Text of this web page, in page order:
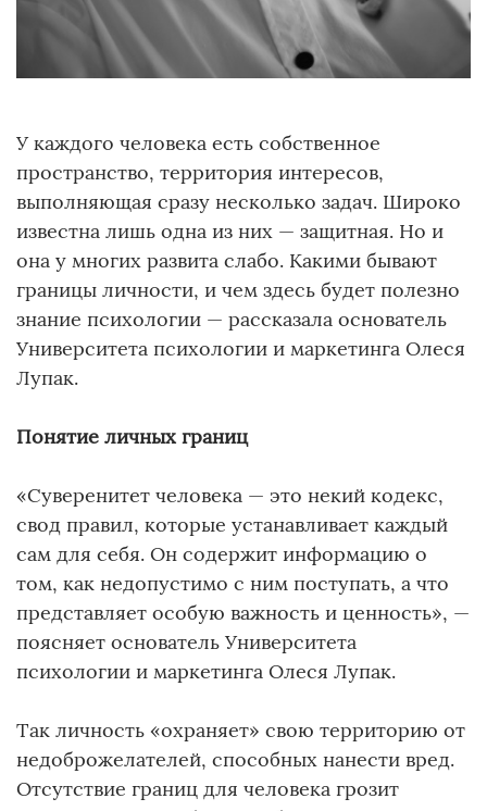
У каждого человека есть собственное
пространство, территория интересов,
выполняющая сразу несколько задач. Широко
известна лишь одна из них — защитная. Но и
она у многих развита слабо. Какими бывают
границы личности, и чем здесь будет полезно
знание психологии — рассказала основатель
Университета психологии и маркетинга Олеся
Лупак.
Понятие личных границ
«Суверенитет человека — это некий кодекс,
свод правил, которые устанавливает каждый
сам для себя. Он содержит информацию о
том, как недопустимо с ним поступать, а что
представляет особую важность и ценность», —
поясняет основатель Университета
психологии и маркетинга Олеся Лупак.
Так личность «охраняет» свою территорию от
недоброжелателей, способных нанести вред.
Отсутствие границ для человека грозит